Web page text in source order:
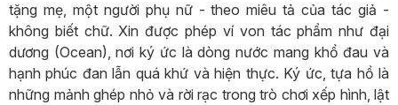
tặng mẹ, một người phụ nữ - theo miêu tả của tác giả -
không biết chữ. Xin được phép ví von tác phẩm như đại
dương (Ocean), nơi ký ức là dòng nước mang khổ đau và
hạnh phúc đan lẫn quá khứ và hiện thực. Ký ức, tựa hồ là
những mảnh ghép nhỏ và rời rạc trong trò chơi xếp hình, lật